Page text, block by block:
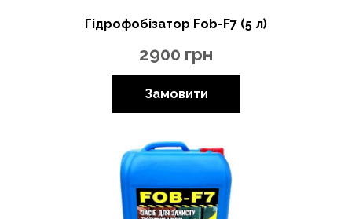
Гідрофобізатор Fob-F7 (5 л)
2900 грн
Замовити